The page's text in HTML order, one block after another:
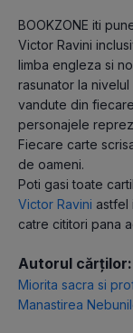
BOOKZONE iti
Victor Ravini
limba engleza si
rasunator la
vandute din
personajele
Fiecare carte
de oameni.
Poti gasi toate
Victor Ravini astfel
catre cititori pana
Autorul cărților:
Miorita sacra si
Manastirea